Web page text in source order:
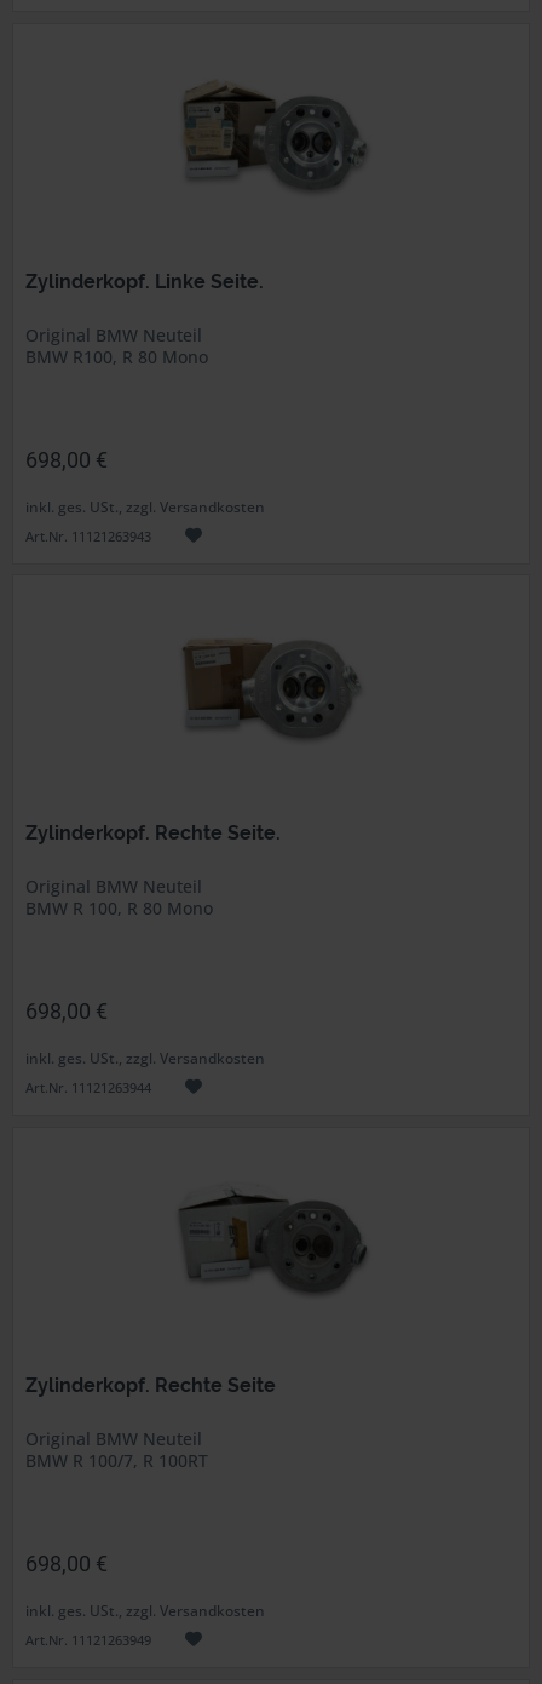
Zylinderkopf. Linke Seite.
Original BMW Neuteil
BMW R100, R 80 Mono
698,00 €
inkl. ges. USt., zzgl. Versandkosten
Art.Nr. 11121263943
Zylinderkopf. Rechte Seite.
Original BMW Neuteil
BMW R 100, R 80 Mono
698,00 €
inkl. ges. USt., zzgl. Versandkosten
Art.Nr. 11121263944
Zylinderkopf. Rechte Seite
Original BMW Neuteil
BMW R 100/7, R 100RT
698,00 €
inkl. ges. USt., zzgl. Versandkosten
Art.Nr. 11121263949